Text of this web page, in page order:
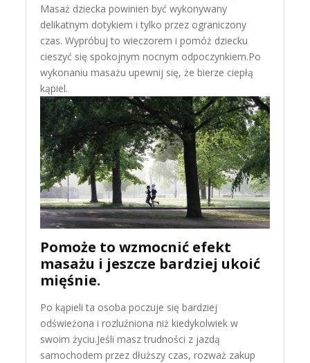
Masaż dziecka powinien być wykonywany
delikatnym dotykiem i tylko przez ograniczony
czas. Wypróbuj to wieczorem i pomóż dziecku
cieszyć się spokojnym nocnym odpoczynkiem.Po
wykonaniu masażu upewnij się, że bierze ciepłą
kąpiel.
Pomoże to wzmocnić efekt
masażu i jeszcze bardziej ukoić
mięśnie.
Po kąpieli ta osoba poczuje się bardziej
odświeżona i rozluźniona niż kiedykolwiek w
swoim życiu.Jeśli masz trudności z jazdą
samochodem przez dłuższy czas, rozważ zakup